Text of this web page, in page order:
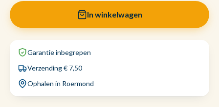
In winkelwagen
Garantie inbegrepen
Verzending € 7,50
Ophalen in Roermond